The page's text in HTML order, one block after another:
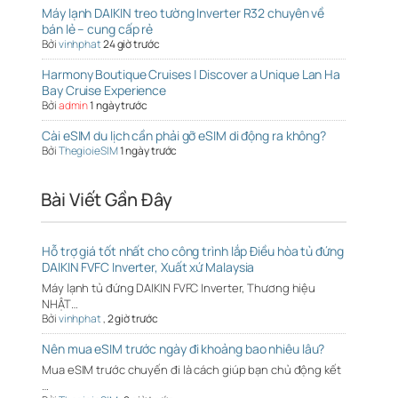
Máy lạnh DAIKIN treo tường Inverter R32 chuyên về
bán lẻ – cung cấp rẻ
Bởivinhphat24 giờ trước
Harmony Boutique Cruises | Discover a Unique Lan Ha
Bay Cruise Experience
Bởiadmin1 ngày trước
Cài eSIM du lịch cần phải gỡ eSIM di động ra không?
BởiThegioieSIM1 ngày trước
Bài Viết Gần Đây
Hỗ trợ giá tốt nhất cho công trình lắp Điều hòa tủ đứng
DAIKIN FVFC Inverter, Xuất xứ Malaysia
Máy lạnh tủ đứng DAIKIN FVFC Inverter, Thương hiệu
NHẬT…
Bởivinhphat,2 giờ trước
Nên mua eSIM trước ngày đi khoảng bao nhiêu lâu?
Mua eSIM trước chuyến đi là cách giúp bạn chủ động kết
…